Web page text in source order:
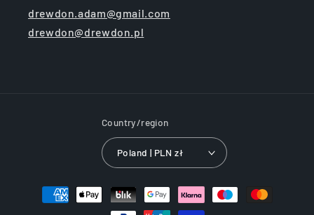
drewdon.adam@gmail.com
drewdon@drewdon.pl
Country/region
Poland | PLN zł
Payment
methods